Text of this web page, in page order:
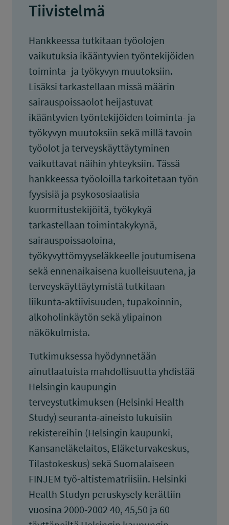
Tiivistelmä
Hankkeessa tutkitaan työolojen
vaikutuksia ikääntyvien työntekijöiden
toiminta- ja työkyvyn muutoksiin.
Lisäksi tarkastellaan missä määrin
sairauspoissaolot heijastuvat
ikääntyvien työntekijöiden toiminta- ja
työkyvyn muutoksiin sekä millä tavoin
työolot ja terveyskäyttäytyminen
vaikuttavat näihin yhteyksiin. Tässä
hankkeessa työoloilla tarkoitetaan työn
fyysisiä ja psykososiaalisia
kuormitustekijöitä, työkykyä
tarkastellaan toimintakykynä,
sairauspoissaoloina,
työkyvyttömyyseläkkeelle joutumisena
sekä ennenaikaisena kuolleisuutena, ja
terveyskäyttäytymistä tutkitaan
liikunta-aktiivisuuden, tupakoinnin,
alkoholinkäytön sekä ylipainon
näkökulmista.
Tutkimuksessa hyödynnetään
ainutlaatuista mahdollisuutta yhdistää
Helsingin kaupungin
terveystutkimuksen (Helsinki Health
Study) seuranta-aineisto lukuisiin
rekistereihin (Helsingin kaupunki,
Kansaneläkelaitos, Eläketurvakeskus,
Tilastokeskus) sekä Suomalaiseen
FINJEM työ-altistematriisiin. Helsinki
Health Studyn peruskysely kerättiin
vuosina 2000-2002 40, 45,50 ja 60